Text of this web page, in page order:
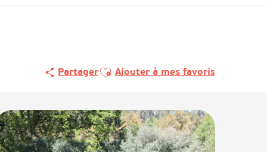
PartagerAjouter aux favoris
Ajouter à mes favoris